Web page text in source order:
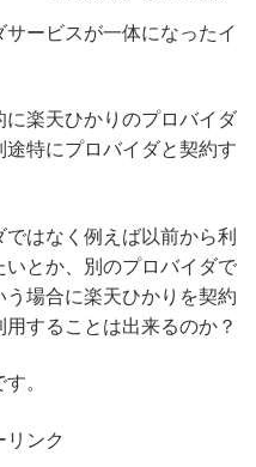
ービスが一体になったイ
楽天ひかりのプロバイダ
特にプロバイダと契約す
はなく例えば以前から利
とか、別のプロバイダで
場合に楽天ひかりを契約
することは出来るのか？
。
リンク